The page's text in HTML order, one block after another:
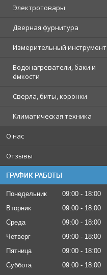
Электротовары
Дверная фурнитура
Измерительный инструмент
Водонагреватели, баки и
ёмкости
Сверла, биты, коронки
Климатическая техника
О нас
Отзывы
ГРАФИК РАБОТЫ
Понедельник 09:00
18:00
Вторник
09:00
18:00
Среда
09:00
18:00
Четверг
09:00
18:00
Пятница
09:00
18:00
Суббота
09:00
18:00